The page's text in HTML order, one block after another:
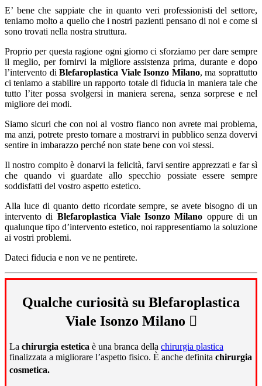
E’ bene che sappiate che in quanto veri professionisti del settore,
teniamo molto a quello che i nostri pazienti pensano di noi e come si
sono trovati nella nostra struttura.
Proprio per questa ragione ogni giorno ci sforziamo per dare sempre
il meglio, per fornirvi la migliore assistenza prima, durante e dopo
l’intervento diBlefaroplastica Viale Isonzo Milano, ma soprattutto
ci teniamo a stabilire un rapporto totale di fiducia in maniera tale che
tutto l’iter possa svolgersi in maniera serena, senza sorprese e nel
migliore dei modi.
Siamo sicuri che con noi al vostro fianco non avrete mai problema,
ma anzi, potrete presto tornare a mostrarvi in pubblico senza dovervi
sentire in imbarazzo perché non state bene con voi stessi.
Il nostro compito è donarvi la felicità, farvi sentire apprezzati e far sì
che quando vi guardate allo specchio possiate essere sempre
soddisfatti del vostro aspetto estetico.
Alla luce di quanto detto ricordate sempre, se avete bisogno di un
intervento di Blefaroplastica Viale Isonzo Milano oppure di un
qualunque tipo d’intervento estetico, noi rappresentiamo la soluzione
ai vostri problemi.
Dateci fiducia e non ve ne pentirete.
Qualche curiosità su Blefaroplastica
Viale Isonzo Milano
La chirurgia estetica è una branca della chirurgia plastica
finalizzata a migliorare l’aspetto fisico. È anche definita chirurgia
cosmetica.